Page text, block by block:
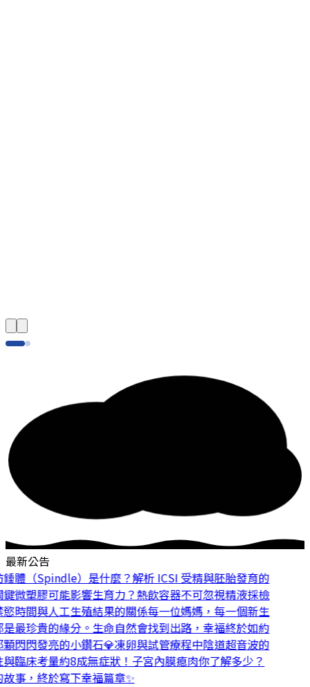
最新公告
體（Spindle）是什麼？解析 ICSI 受精與胚胎發育的
微塑膠可能影響生育力？熱飲容器不可忽視精液採檢
時間與人工生殖結果的關係每一位媽媽，每一個新生
最珍貴的緣分。 生命自然會找到出路，幸福終於如約
閃閃發亮的小鑽石💎凍卵與試管療程中陰道超音波的
臨床考量約8成無症狀！子宮內膜瘜肉你了解多少？
事，終於寫下幸福篇章✨